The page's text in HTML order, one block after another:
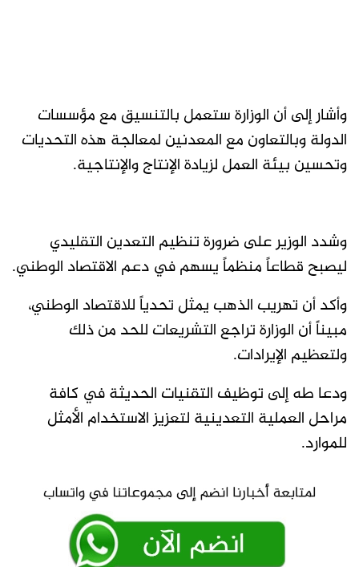
وأشار إلى أن الوزارة ستعمل بالتنسيق مع مؤسسات
الدولة وبالتعاون مع المعدنين لمعالجة هذه التحديات
وتحسين بيئة العمل لزيادة الإنتاج والإنتاجية.
وشدد الوزير على ضرورة تنظيم التعدين التقليدي
ليصبح قطاعاً منظماً يسهم في دعم الاقتصاد الوطني.
وأكد أن تهريب الذهب يمثل تحدياً للاقتصاد الوطني،
مبيناً أن الوزارة تراجع التشريعات للحد من ذلك
ولتعظيم الإيرادات.
ودعا طه إلى توظيف التقنيات الحديثة في كافة
مراحل العملية التعدينية لتعزيز الاستخدام الأمثل
للموارد.